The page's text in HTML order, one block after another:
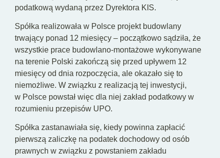
podatkową wydaną przez Dyrektora KIS.
Spółka realizowała w Polsce projekt budowlany
trwający ponad 12 miesięcy – początkowo sądziła, że
wszystkie prace budowlano-montażowe wykonywane
na terenie Polski zakończą się przed upływem 12
miesięcy od dnia rozpoczęcia, ale okazało się to
niemożliwe. W związku z realizacją tej inwestycji,
w Polsce powstał więc dla niej zakład podatkowy w
rozumieniu przepisów UPO.
Spółka zastanawiała się, kiedy powinna zapłacić
pierwszą zaliczkę na podatek dochodowy od osób
prawnych w związku z powstaniem zakładu